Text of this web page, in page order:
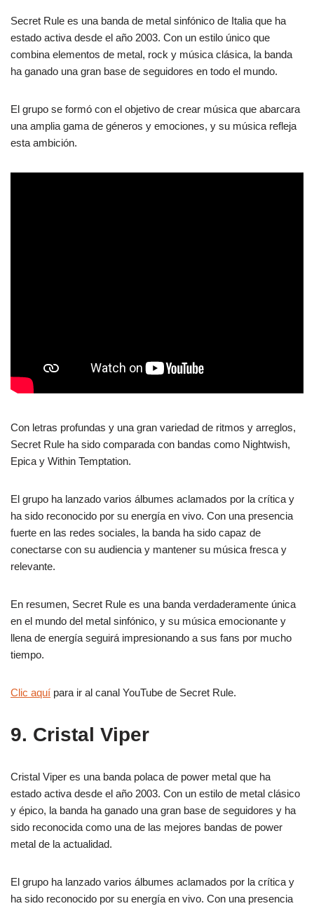
Secret Rule es una banda de metal sinfónico de Italia que ha
estado activa desde el año 2003. Con un estilo único que
combina elementos de metal, rock y música clásica, la banda
ha ganado una gran base de seguidores en todo el mundo.
El grupo se formó con el objetivo de crear música que abarcara
una amplia gama de géneros y emociones, y su música refleja
esta ambición.
Con letras profundas y una gran variedad de ritmos y arreglos,
Secret Rule ha sido comparada con bandas como Nightwish,
Epica y Within Temptation.
El grupo ha lanzado varios álbumes aclamados por la crítica y
ha sido reconocido por su energía en vivo. Con una presencia
fuerte en las redes sociales, la banda ha sido capaz de
conectarse con su audiencia y mantener su música fresca y
relevante.
En resumen, Secret Rule es una banda verdaderamente única
en el mundo del metal sinfónico, y su música emocionante y
llena de energía seguirá impresionando a sus fans por mucho
tiempo.
Clic aquí para ir al canal YouTube de Secret Rule.
9. Cristal Viper
Cristal Viper es una banda polaca de power metal que ha
estado activa desde el año 2003. Con un estilo de metal clásico
y épico, la banda ha ganado una gran base de seguidores y ha
sido reconocida como una de las mejores bandas de power
metal de la actualidad.
El grupo ha lanzado varios álbumes aclamados por la crítica y
ha sido reconocido por su energía en vivo. Con una presencia